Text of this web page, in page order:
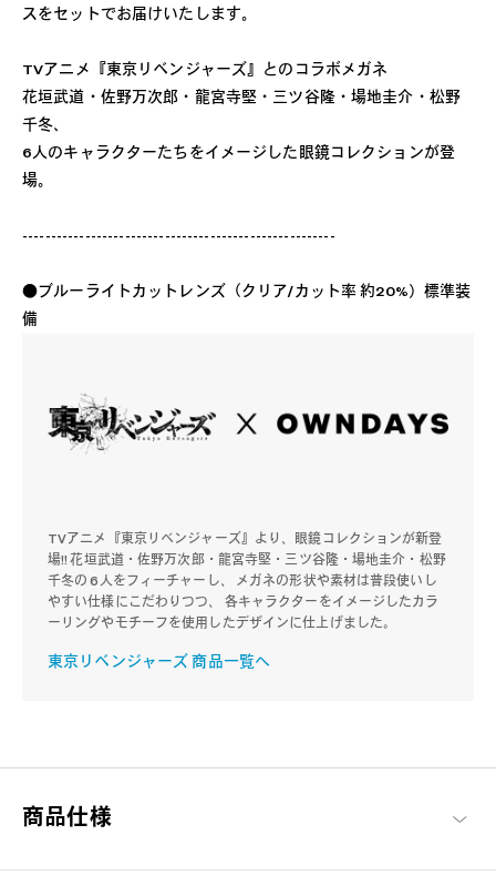
スをセットでお届けいたします。
TVアニメ『東京リベンジャーズ』とのコラボメガネ
花垣武道・佐野万次郎・龍宮寺堅・三ツ谷隆・場地圭介・松野
千冬、
6人のキャラクターたちをイメージした眼鏡コレクションが登
場。
-------------------------------------------------------
●ブルーライトカットレンズ（クリア/カット率 約20%）標準装
備
TVアニメ『東京リベンジャーズ』より、眼鏡コレクションが新登
場!! 花垣武道・佐野万次郎・龍宮寺堅・三ツ谷隆・場地圭介・松野
千冬の 6人をフィーチャーし、 メガネの形状や素材は普段使いし
やすい仕様にこだわりつつ、 各キャラクターをイメージしたカラ
ーリングやモチーフを使用したデザインに仕上げました。
東京リベンジャーズ 商品一覧へ
商品仕様